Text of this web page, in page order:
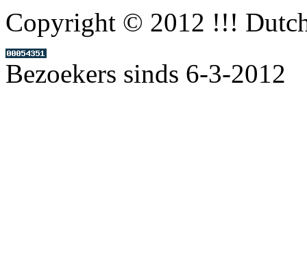
Copyright © 2012 !!!
Bezoekers sinds 6-3-2012